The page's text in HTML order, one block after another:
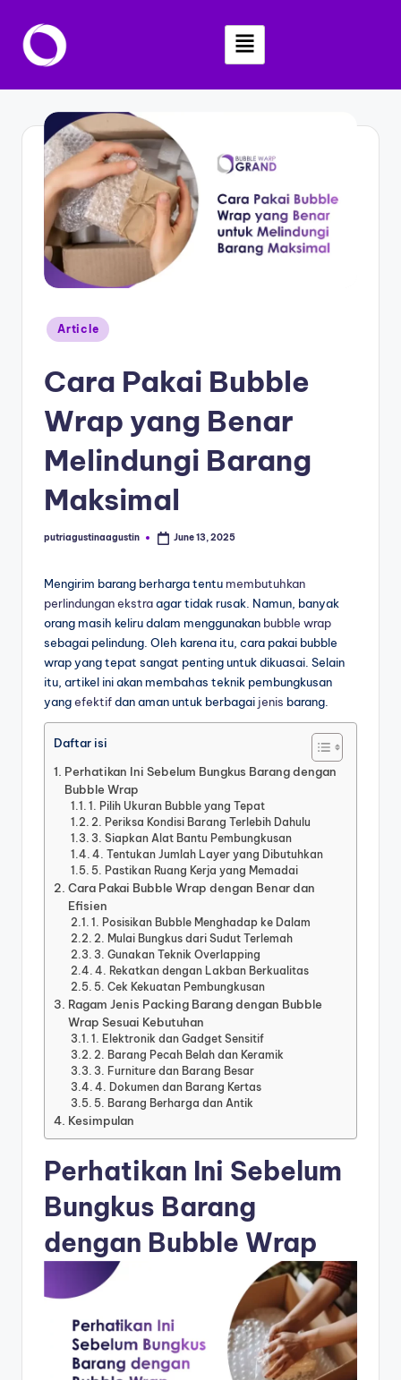
Skip
Article
Cara Pakai Bubble
Wrap yang Benar
Melindungi Barang
Maksimal
putriagustinaagustin June 13, 2025
Mengirim barang berharga tentu membutuhkan
perlindungan ekstraagar tidak rusak. Namun, banyak
orang masih keliru dalam menggunakan bubble wrap
sebagai pelindung. Oleh karena itu, cara pakai bubble
wrap yang tepat sangat penting untuk dikuasai. Selain
itu, artikel ini akan membahas teknik pembungkusan
yangefektifdan aman untuk berbagai jenis barang.
Daftar isi
Perhatikan Ini Sebelum Bungkus Barang dengan
Bubble Wrap
1. Pilih Ukuran Bubble yang Tepat
2. Periksa Kondisi Barang Terlebih Dahulu
3. Siapkan Alat Bantu Pembungkusan
4. Tentukan Jumlah Layer yang Dibutuhkan
5. Pastikan Ruang Kerja yang Memadai
Cara Pakai Bubble Wrap dengan Benar dan
Efisien
1. Posisikan Bubble Menghadap ke Dalam
2. Mulai Bungkus dari Sudut Terlemah
3. Gunakan Teknik Overlapping
4. Rekatkan dengan Lakban Berkualitas
5. Cek Kekuatan Pembungkusan
Ragam Jenis Packing Barang dengan Bubble
Wrap Sesuai Kebutuhan
1. Elektronik dan Gadget Sensitif
2. Barang Pecah Belah dan Keramik
3. Furniture dan Barang Besar
4. Dokumen dan Barang Kertas
5. Barang Berharga dan Antik
Kesimpulan
Perhatikan Ini Sebelum
Bungkus Barang
dengan Bubble Wrap